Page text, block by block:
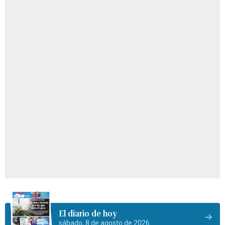
El diario de hoy
sábado, 8 de agosto de 2026